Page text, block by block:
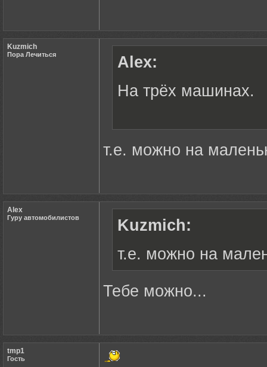
Kuzmich
Пора Лечиться
Alex:
На трёх машинах.
т.е. можно на
Alex
Гуру автомобилистов
Kuzmich:
т.е. можно на
Тебе можно...
tmp1
Гость